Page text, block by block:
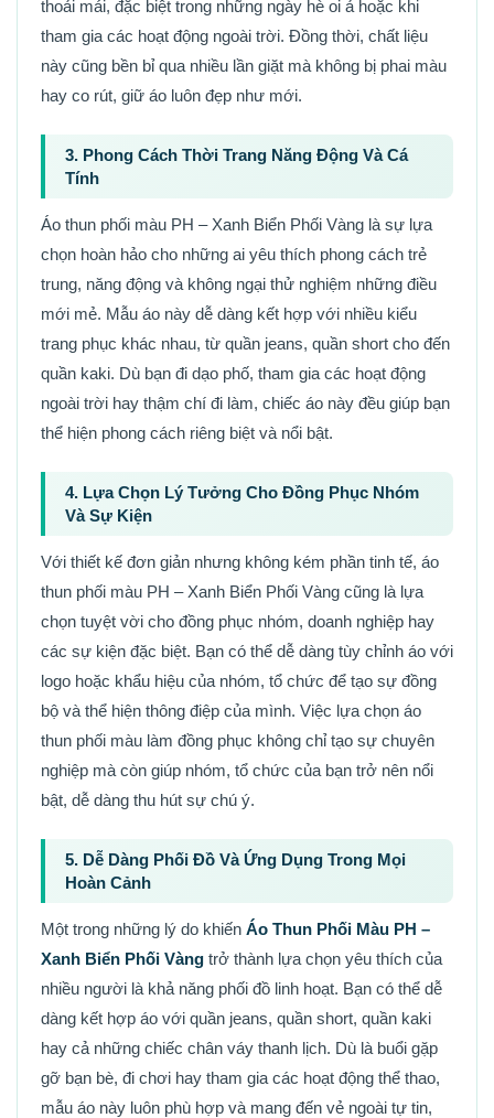
thoải mái, đặc biệt trong những ngày hè oi ả hoặc khi
tham gia các hoạt động ngoài trời. Đồng thời, chất liệu
này cũng bền bỉ qua nhiều lần giặt mà không bị phai màu
hay co rút, giữ áo luôn đẹp như mới.
3. Phong Cách Thời Trang Năng Động Và Cá
Tính
Áo thun phối màu PH – Xanh Biển Phối Vàng là sự lựa
chọn hoàn hảo cho những ai yêu thích phong cách trẻ
trung, năng động và không ngại thử nghiệm những điều
mới mẻ. Mẫu áo này dễ dàng kết hợp với nhiều kiểu
trang phục khác nhau, từ quần jeans, quần short cho đến
quần kaki. Dù bạn đi dạo phố, tham gia các hoạt động
ngoài trời hay thậm chí đi làm, chiếc áo này đều giúp bạn
thể hiện phong cách riêng biệt và nổi bật.
4. Lựa Chọn Lý Tưởng Cho Đồng Phục Nhóm
Và Sự Kiện
Với thiết kế đơn giản nhưng không kém phần tinh tế, áo
thun phối màu PH – Xanh Biển Phối Vàng cũng là lựa
chọn tuyệt vời cho đồng phục nhóm, doanh nghiệp hay
các sự kiện đặc biệt. Bạn có thể dễ dàng tùy chỉnh áo với
logo hoặc khẩu hiệu của nhóm, tổ chức để tạo sự đồng
bộ và thể hiện thông điệp của mình. Việc lựa chọn áo
thun phối màu làm đồng phục không chỉ tạo sự chuyên
nghiệp mà còn giúp nhóm, tổ chức của bạn trở nên nổi
bật, dễ dàng thu hút sự chú ý.
5. Dễ Dàng Phối Đồ Và Ứng Dụng Trong Mọi
Hoàn Cảnh
Một trong những lý do khiến Áo Thun Phối Màu PH –
Xanh Biển Phối Vàng trở thành lựa chọn yêu thích của
nhiều người là khả năng phối đồ linh hoạt. Bạn có thể dễ
dàng kết hợp áo với quần jeans, quần short, quần kaki
hay cả những chiếc chân váy thanh lịch. Dù là buổi gặp
gỡ bạn bè, đi chơi hay tham gia các hoạt động thể thao,
mẫu áo này luôn phù hợp và mang đến vẻ ngoài tự tin,